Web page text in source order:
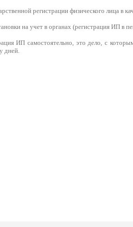
регистрации физического лица в
на учет в органах (регистрация ИП в
ИП самостоятельно, это дело, с
дней.